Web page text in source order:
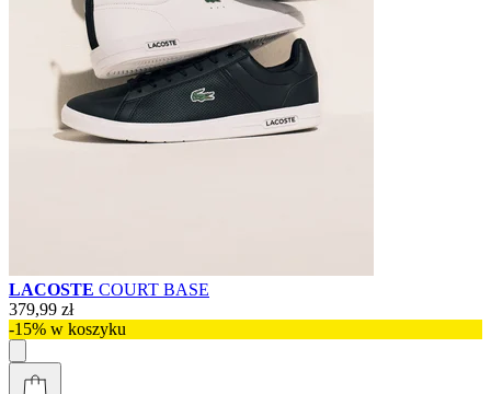
LACOSTE COURT BASE
379,99 zł
-15% w koszyku